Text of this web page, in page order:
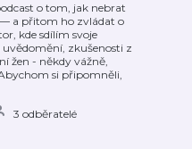
o tom, jak nebrat
a přitom ho zvládat o
kde sdílím svoje
zkušenosti z
žen - někdy vážně,
si připomněli,
3 odběratelé